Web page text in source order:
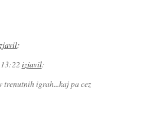
:
izjavil:
trenutnih igrah...kaj pa cez